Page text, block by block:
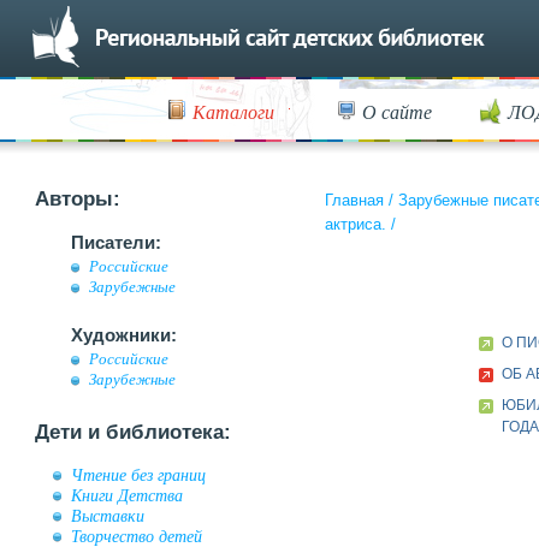
Каталоги О сайте
Авторы:
Писатели:
Российские
Зарубежные
Художники:
Российские
Зарубежные
Дети и библиотека:
Чтение без границ
Книги Детства
Выставки
Творчество детей
Главная / Зарубежные
актриса. /
О
ОБ
ГОДА